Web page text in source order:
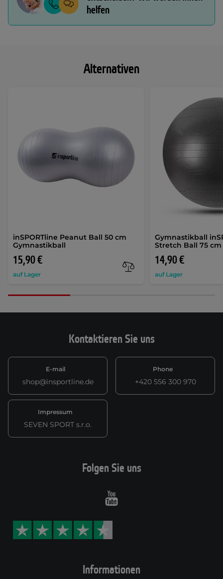
Alternativen
inSPORTline Peanut Ball 50 cm
Gymnastikball
15,90 €
auf Lager
Gymnastikball
Stretch Ball 75 cm
14,90 €
auf Lager
helfen
Kontaktieren Sie uns
E-mail
shop@insportline.de
Phone
+420 556 300 970
Impressum
SEVEN SPORT s.r.o.
Informationen
Folgen Sie uns
Youtube